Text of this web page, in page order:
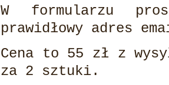
W formularzu
prawidłowy adres
Cena to 55 zł z
za 2 sztuki.